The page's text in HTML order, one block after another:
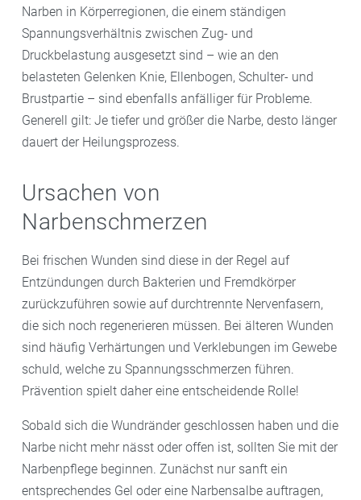
Narben in Körperregionen, die einem ständigen
Spannungsverhältnis zwischen Zug- und
Druckbelastung ausgesetzt sind – wie an den
belasteten Gelenken Knie, Ellenbogen, Schulter- und
Brustpartie – sind ebenfalls anfälliger für Probleme.
Generell gilt: Je tiefer und größer die Narbe, desto länger
dauert der Heilungsprozess.
Ursachen von
Narbenschmerzen
Bei frischen Wunden sind diese in der Regel auf
Entzündungen durch Bakterien und Fremdkörper
zurückzuführen sowie auf durchtrennte Nervenfasern,
die sich noch regenerieren müssen. Bei älteren Wunden
sind häufig Verhärtungen und Verklebungen im Gewebe
schuld, welche zu Spannungsschmerzen führen.
Prävention spielt daher eine entscheidende Rolle!
Sobald sich die Wundränder geschlossen haben und die
Narbe nicht mehr nässt oder offen ist, sollten Sie mit der
Narbenpflege beginnen. Zunächst nur sanft ein
entsprechendes Gel oder eine Narbensalbe auftragen,